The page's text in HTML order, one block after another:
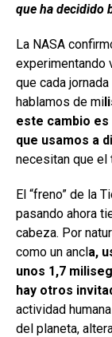
que ha decidido
La NASA
experimentando
que cada
hablamos de mi
este cambio
que usamos a
necesitan que el
El “freno” de la
pasando ahora
cabeza. Por
como un ancla,
unos 1,7
hay otros
actividad
del planeta,